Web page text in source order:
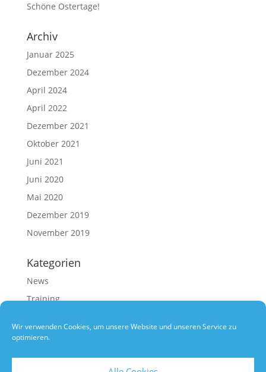
Wir verwenden Cookies, um unsere Website und unseren Service zu
optimieren.
Schöne Ostertage!
Archiv
Januar 2025
Dezember 2024
April 2024
April 2022
Dezember 2021
Oktober 2021
Juni 2021
Juni 2020
Mai 2020
Dezember 2019
November 2019
Kategorien
News
Training